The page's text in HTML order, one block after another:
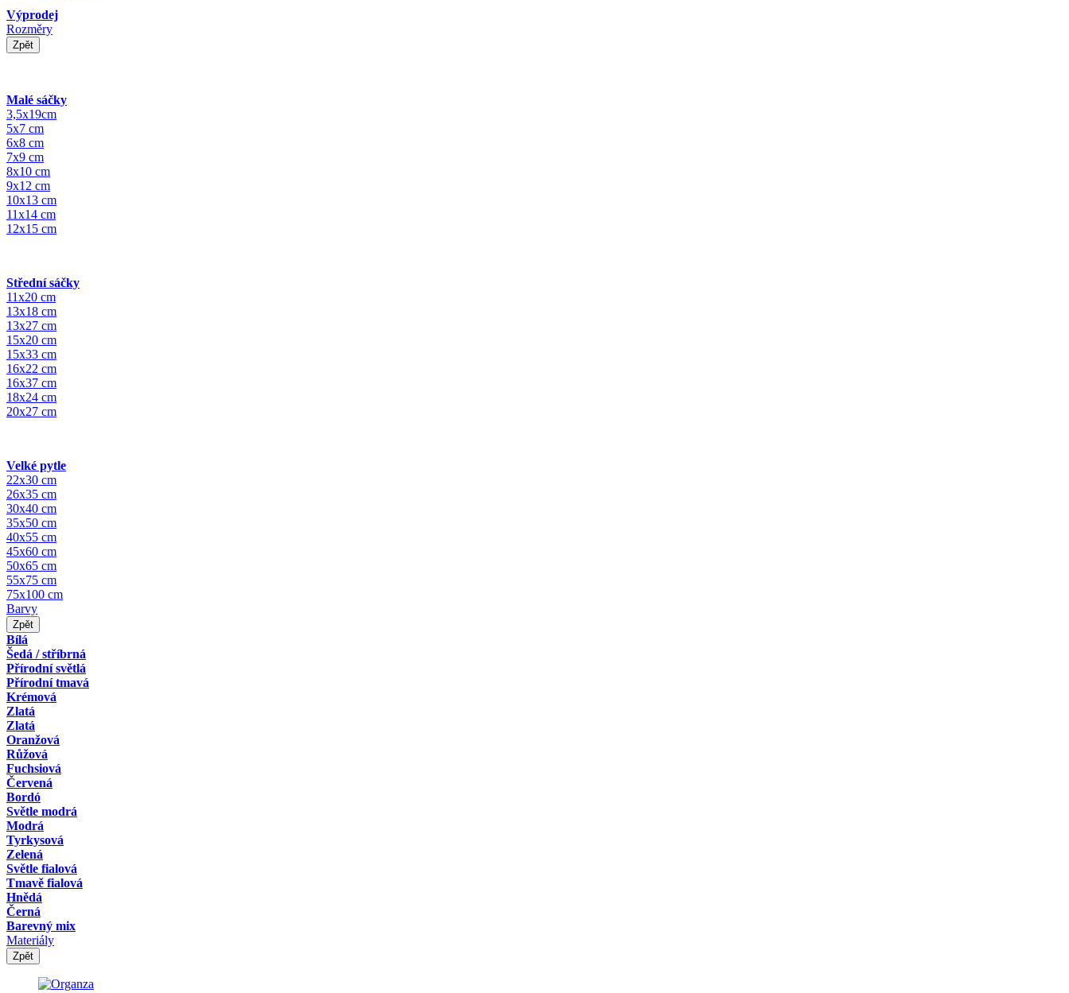
Výprodej
Rozměry
Zpět
Malé sáčky
3,5x19cm
5x7 cm
6x8 cm
7x9 cm
8x10 cm
9x12 cm
10x13 cm
11x14 cm
12x15 cm
Střední sáčky
11x20 cm
13x18 cm
13x27 cm
15x20 cm
15x33 cm
16x22 cm
16x37 cm
18x24 cm
20x27 cm
Velké pytle
22x30 cm
26x35 cm
30x40 cm
35x50 cm
40x55 cm
45x60 cm
50x65 cm
55x75 cm
75x100 cm
Barvy
Zpět
Bílá
Šedá / stříbrná
Přírodní světlá
Přírodní tmavá
Krémová
Zlatá
Zlatá
Oranžová
Růžová
Fuchsiová
Červená
Bordó
Světle modrá
Modrá
Tyrkysová
Zelená
Světle fialová
Tmavě fialová
Hnědá
Černá
Barevný mix
Materiály
Zpět